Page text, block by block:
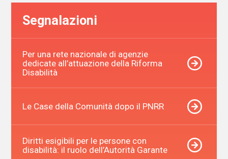
Segnalazioni
Per una rete nazionale di agenzie
dedicate all’attuazione della Riforma
Disabilità
Le Case della Comunità dopo il PNRR
Diritti esigibili per le persone con
disabilità: il ruolo dell’Autorità Garante